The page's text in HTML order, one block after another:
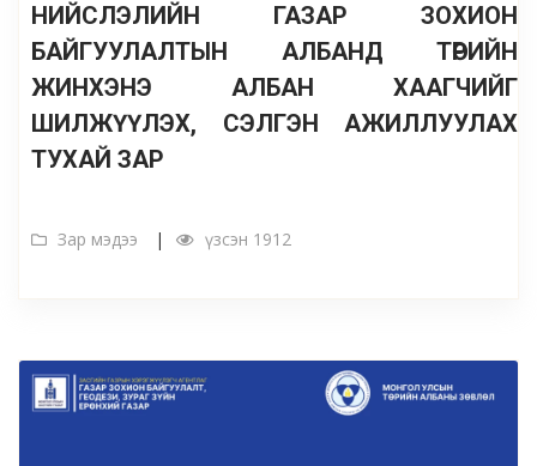
НИЙСЛЭЛИЙН ГАЗАР ЗОХИОН
БАЙГУУЛАЛТЫН АЛБАНД ТӨРИЙН
ЖИНХЭНЭ АЛБАН ХААГЧИЙГ
ШИЛЖҮҮЛЭХ, СЭЛГЭН АЖИЛЛУУЛАХ
ТУХАЙ ЗАР
Зар мэдээ үзсэн 1912